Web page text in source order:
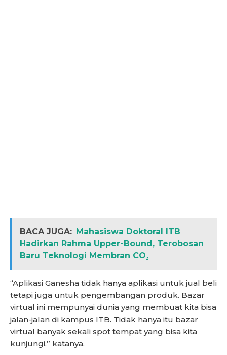
BACA JUGA: Mahasiswa Doktoral ITB
Hadirkan Rahma Upper-Bound, Terobosan
Baru Teknologi Membran CO₂
“Aplikasi Ganesha tidak hanya aplikasi untuk jual beli
tetapi juga untuk pengembangan produk. Bazar
virtual ini mempunyai dunia yang membuat kita bisa
jalan-jalan di kampus ITB. Tidak hanya itu bazar
virtual banyak sekali spot tempat yang bisa kita
kunjungi,” katanya.